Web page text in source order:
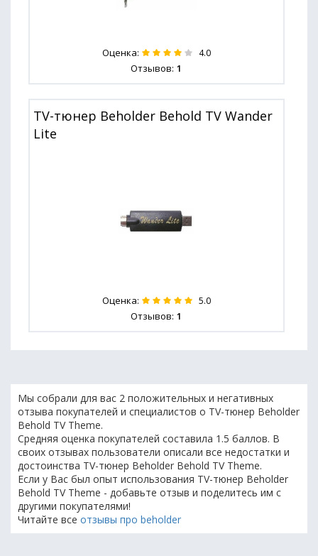
Оценка: 4.0
Отзывов: 1
TV-тюнер Beholder Behold TV Wander
Lite
Оценка: 5.0
Отзывов: 1
Мы собрали для вас 2 положительных и негативных
отзыва покупателей и специалистов о TV-тюнер Beholder
Behold TV Theme.
Средняя оценка покупателей составила 1.5 баллов. В
своих отзывах пользователи описали все недостатки и
достоинства TV-тюнер Beholder Behold TV Theme.
Если у Вас был опыт использования TV-тюнер Beholder
Behold TV Theme - добавьте отзыв и поделитесь им с
другими покупателями!
Читайте все отзывы про beholder